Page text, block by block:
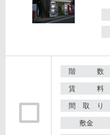
階 数
賃 料
間 取 り
敷金